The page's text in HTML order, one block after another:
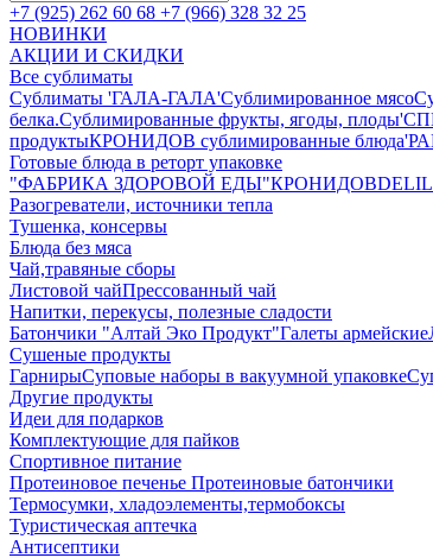
+7 (925) 262 60 68 +7 (966) 328 32 25
НОВИНКИ
АКЦИИ И СКИДКИ
Все сублиматы
Сублиматы 'ГАЛА-ГАЛА'Сублимированное мясо
белка.Сублимированные фрукты, ягоды, плоды
продуктыКРОНИДОВ сублимированные блюда
Готовые блюда в реторт упаковке
"ФАБРИКА ЗДОРОВОЙ ЕДЫ"КРОНИДОВ
Разогреватели, источники тепла
Тушенка, консервы
Блюда без мяса
Чай,травяные сборы
Листовой чайПрессованный чай
Напитки, перекусы, полезные сладости
Батончики "Алтай Эко Продукт"Галеты армейские
Сушеные продукты
ГарнирыСуповые наборы в вакуумной упаковке
Другие продукты
Идеи для подарков
Комплектующие для пайков
Спортивное питание
Протеиновое печенье Протеиновые батончики
Термосумки, хладоэлементы,термобоксы
Туристическая аптечка
Антисептики